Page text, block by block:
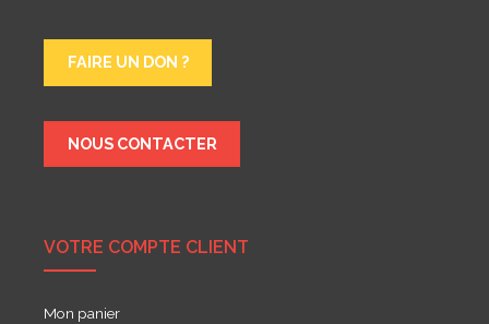
FAIRE UN DON ?
NOUS CONTACTER
VOTRE COMPTE CLIENT
Mon panier